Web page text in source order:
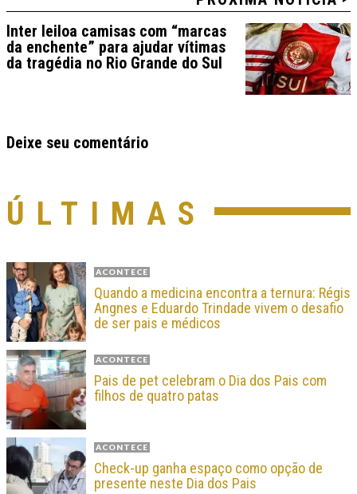
Inter leiloa camisas com “marcas
da enchente” para ajudar vítimas
da tragédia no Rio Grande do Sul
Deixe seu comentário
ÚLTIMAS
ACONTECE
Quando a medicina encontra a ternura: Régis
Angnes e Eduardo Trindade vivem o desafio
de ser pais e médicos
ACONTECE
Pais de pet celebram o Dia dos Pais com
filhos de quatro patas
ACONTECE
Check-up ganha espaço como opção de
presente neste Dia dos Pais